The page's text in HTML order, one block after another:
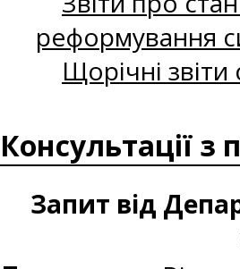
реформування
Щорічні
Консультації з
Запит від